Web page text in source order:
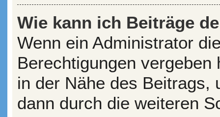
Wie kann ich Beiträge
Wenn ein Administrator
Berechtigungen
in der Nähe des Beitrags,
dann durch die weiteren